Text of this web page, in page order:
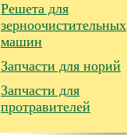
Решета для
зерноочистительных
машин
Запчасти для норий
Запчасти для
протравителей